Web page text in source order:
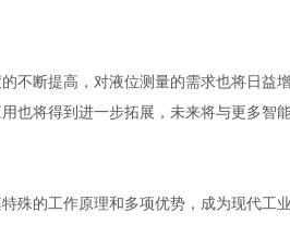
断提高，对液位测量的需求也将日益
也将得到进一步拓展，未来将与更多智
的工作原理和多项优势，成为现代工业